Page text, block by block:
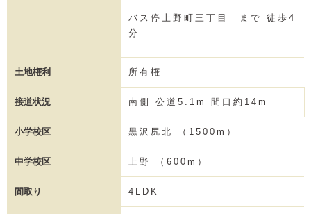
バス停上野町三丁目 まで 徒歩4
分
土地権利 所有権
接道状況 南側 公道5.1m 間口約14m
小学校区 黒沢尻北 （1500m）
中学校区 上野 （600m）
間取り 4LDK